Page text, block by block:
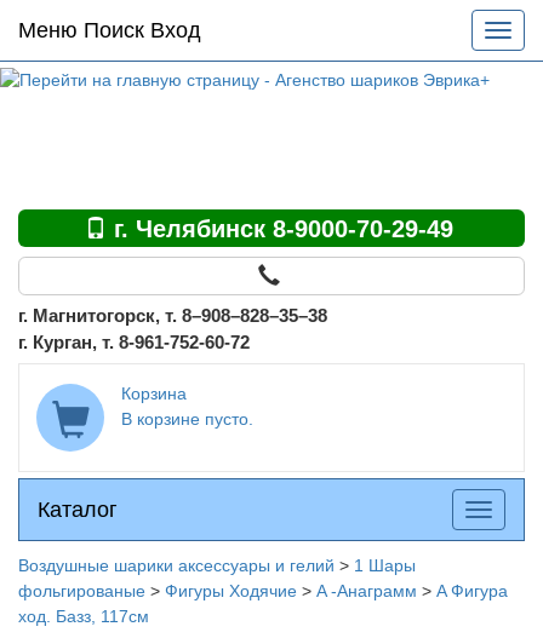
Основное
меню
по
Меню Поиск Вход
меню
г. Челябинск 8-9000-70-29-49
г. Магнитогорск, т. 8–908–828–35–38
г. Курган, т. 8-961-752-60-72
Корзина
В корзине пусто.
Каталог
Каталог
меню
Воздушные шарики аксессуары и гелий > 1 Шары
фольгированые > Фигуры Ходячие > A -Анаграмм > A Фигура
ход. Базз, 117см